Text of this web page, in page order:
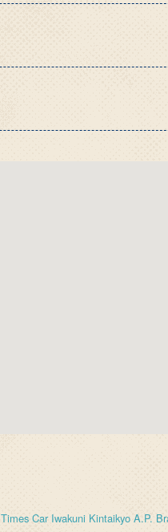
Times Car Iwakuni Kintaikyo A.P.